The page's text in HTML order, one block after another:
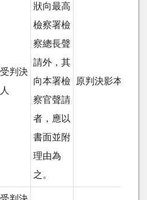
受判決
人
狀向最高
檢察署檢
察總長聲
請外，其
向本署檢
察官聲請
者，應以
書面並附
理由為
之。
原判決影本及證